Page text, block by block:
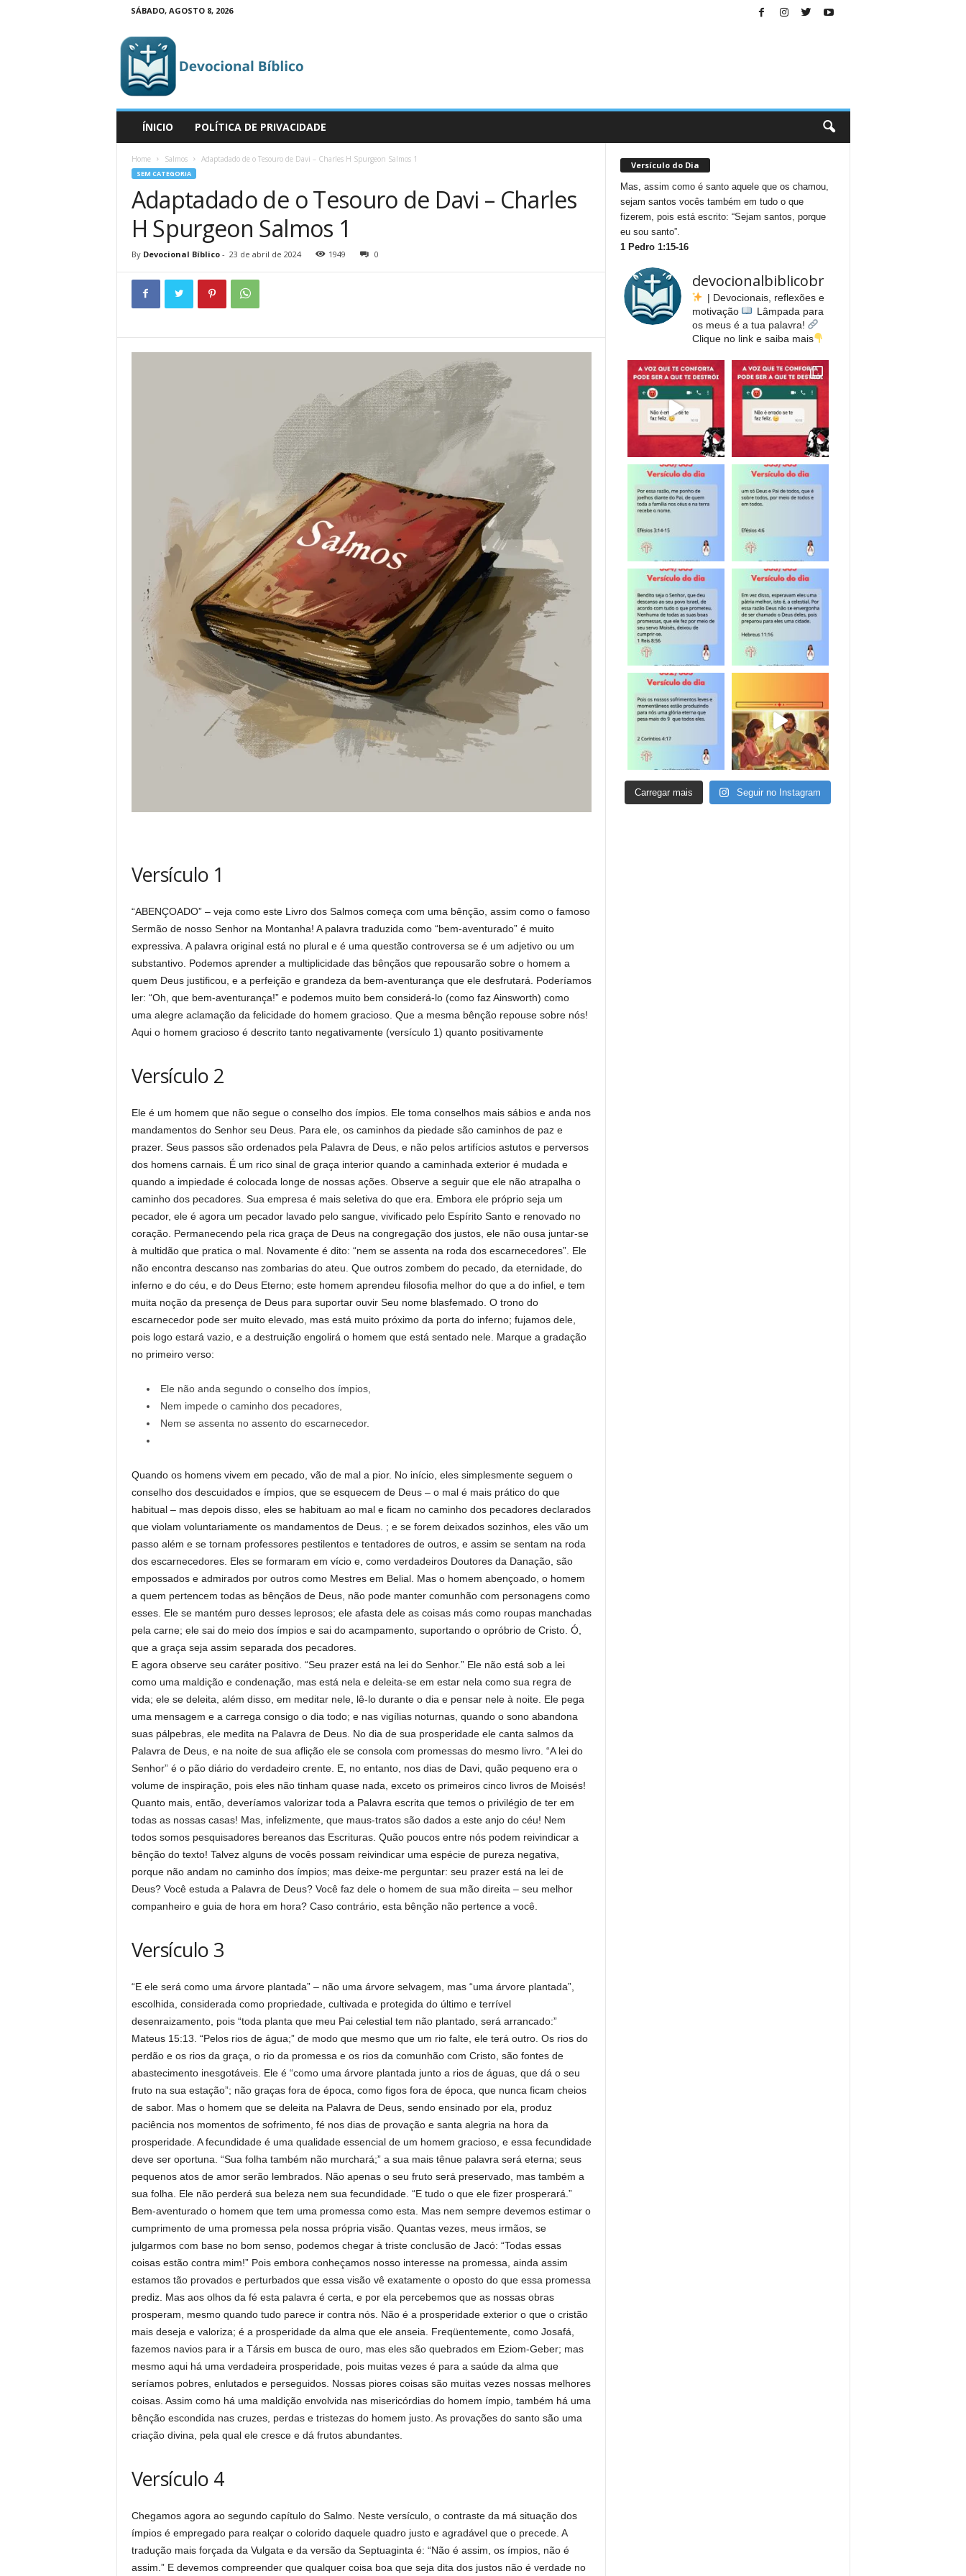
SÁBADO, AGOSTO 8, 2026
e
i
o
ÍNICIO POLÍTICA DE PRIVACIDADE
Home Salmos Adaptadado de o Tesouro de Davi – Charles H Spurgeon Salmos 1
SEM CATEGORIA
Adaptadado de o Tesouro de Davi – Charles
H Spurgeon Salmos 1
By Devocional Bíblico- 23 de abril de 2024 1949 0
Versículo 1
“ABENÇOADO” – veja como este Livro dos Salmos começa com uma bênção, assim como o famoso
Sermão de nosso Senhor na Montanha! A palavra traduzida como “bem-aventurado” é muito
expressiva. A palavra original está no plural e é uma questão controversa se é um adjetivo ou um
substantivo. Podemos aprender a multiplicidade das bênçãos que repousarão sobre o homem a
quem Deus justificou, e a perfeição e grandeza da bem-aventurança que ele desfrutará. Poderíamos
ler: “Oh, que bem-aventurança!” e podemos muito bem considerá-lo (como faz Ainsworth) como
uma alegre aclamação da felicidade do homem gracioso. Que a mesma bênção repouse sobre nós!
Aqui o homem gracioso é descrito tanto negativamente (versículo 1) quanto positivamente
Versículo 2
Ele é um homem que não segue o conselho dos ímpios. Ele toma conselhos mais sábios e anda nos
mandamentos do Senhor seu Deus. Para ele, os caminhos da piedade são caminhos de paz e
prazer. Seus passos são ordenados pela Palavra de Deus, e não pelos artifícios astutos e perversos
dos homens carnais. É um rico sinal de graça interior quando a caminhada exterior é mudada e
quando a impiedade é colocada longe de nossas ações. Observe a seguir que ele não atrapalha o
caminho dos pecadores. Sua empresa é mais seletiva do que era. Embora ele próprio seja um
pecador, ele é agora um pecador lavado pelo sangue, vivificado pelo Espírito Santo e renovado no
coração. Permanecendo pela rica graça de Deus na congregação dos justos, ele não ousa juntar-se
à multidão que pratica o mal. Novamente é dito: “nem se assenta na roda dos escarnecedores”. Ele
não encontra descanso nas zombarias do ateu. Que outros zombem do pecado, da eternidade, do
inferno e do céu, e do Deus Eterno; este homem aprendeu filosofia melhor do que a do infiel, e tem
muita noção da presença de Deus para suportar ouvir Seu nome blasfemado. O trono do
escarnecedor pode ser muito elevado, mas está muito próximo da porta do inferno; fujamos dele,
pois logo estará vazio, e a destruição engolirá o homem que está sentado nele. Marque a gradação
no primeiro verso:
Ele não anda segundo o conselho dos ímpios,
Nem impede o caminho dos pecadores,
Nem se assenta no assento do escarnecedor.
Quando os homens vivem em pecado, vão de mal a pior. No início, eles simplesmente seguem o
conselho dos descuidados e ímpios, que se esquecem de Deus – o mal é mais prático do que
habitual – mas depois disso, eles se habituam ao mal e ficam no caminho dos pecadores declarados
que violam voluntariamente os mandamentos de Deus. ; e se forem deixados sozinhos, eles vão um
passo além e se tornam professores pestilentos e tentadores de outros, e assim se sentam na roda
dos escarnecedores. Eles se formaram em vício e, como verdadeiros Doutores da Danação, são
empossados ​​e admirados por outros como Mestres em Belial. Mas o homem abençoado, o homem
a quem pertencem todas as bênçãos de Deus, não pode manter comunhão com personagens como
esses. Ele se mantém puro desses leprosos; ele afasta dele as coisas más como roupas manchadas
pela carne; ele sai do meio dos ímpios e sai do acampamento, suportando o opróbrio de Cristo. Ó,
que a graça seja assim separada dos pecadores.
E agora observe seu caráter positivo. “Seu prazer está na lei do Senhor.” Ele não está sob a lei
como uma maldição e condenação, mas está nela e deleita-se em estar nela como sua regra de
vida; ele se deleita, além disso, em meditar nele, lê-lo durante o dia e pensar nele à noite. Ele pega
uma mensagem e a carrega consigo o dia todo; e nas vigílias noturnas, quando o sono abandona
suas pálpebras, ele medita na Palavra de Deus. No dia de sua prosperidade ele canta salmos da
Palavra de Deus, e na noite de sua aflição ele se consola com promessas do mesmo livro. “A lei do
Senhor” é o pão diário do verdadeiro crente. E, no entanto, nos dias de Davi, quão pequeno era o
volume de inspiração, pois eles não tinham quase nada, exceto os primeiros cinco livros de Moisés!
Quanto mais, então, deveríamos valorizar toda a Palavra escrita que temos o privilégio de ter em
todas as nossas casas! Mas, infelizmente, que maus-tratos são dados a este anjo do céu! Nem
todos somos pesquisadores bereanos das Escrituras. Quão poucos entre nós podem reivindicar a
bênção do texto! Talvez alguns de vocês possam reivindicar uma espécie de pureza negativa,
porque não andam no caminho dos ímpios; mas deixe-me perguntar: seu prazer está na lei de
Deus? Você estuda a Palavra de Deus? Você faz dele o homem de sua mão direita – seu melhor
companheiro e guia de hora em hora? Caso contrário, esta bênção não pertence a você.
Versículo 3
“E ele será como uma árvore plantada” – não uma árvore selvagem, mas “uma árvore plantada”,
escolhida, considerada como propriedade, cultivada e protegida do último e terrível
desenraizamento, pois “toda planta que meu Pai celestial tem não plantado, será arrancado:”
Mateus 15:13. “Pelos rios de água;” de modo que mesmo que um rio falte, ele terá outro. Os rios do
perdão e os rios da graça, o rio da promessa e os rios da comunhão com Cristo, são fontes de
abastecimento inesgotáveis. Ele é “como uma árvore plantada junto a rios de águas, que dá o seu
fruto na sua estação”; não graças fora de época, como figos fora de época, que nunca ficam cheios
de sabor. Mas o homem que se deleita na Palavra de Deus, sendo ensinado por ela, produz
paciência nos momentos de sofrimento, fé nos dias de provação e santa alegria na hora da
prosperidade. A fecundidade é uma qualidade essencial de um homem gracioso, e essa fecundidade
deve ser oportuna. “Sua folha também não murchará;” a sua mais tênue palavra será eterna; seus
pequenos atos de amor serão lembrados. Não apenas o seu fruto será preservado, mas também a
sua folha. Ele não perderá sua beleza nem sua fecundidade. “E tudo o que ele fizer prosperará.”
Bem-aventurado o homem que tem uma promessa como esta. Mas nem sempre devemos estimar o
cumprimento de uma promessa pela nossa própria visão. Quantas vezes, meus irmãos, se
julgarmos com base no bom senso, podemos chegar à triste conclusão de Jacó: “Todas essas
coisas estão contra mim!” Pois embora conheçamos nosso interesse na promessa, ainda assim
estamos tão provados e perturbados que essa visão vê exatamente o oposto do que essa promessa
prediz. Mas aos olhos da fé esta palavra é certa, e por ela percebemos que as nossas obras
prosperam, mesmo quando tudo parece ir contra nós. Não é a prosperidade exterior o que o cristão
mais deseja e valoriza; é a prosperidade da alma que ele anseia. Freqüentemente, como Josafá,
fazemos navios para ir a Társis em busca de ouro, mas eles são quebrados em Eziom-Geber; mas
mesmo aqui há uma verdadeira prosperidade, pois muitas vezes é para a saúde da alma que
seríamos pobres, enlutados e perseguidos. Nossas piores coisas são muitas vezes nossas melhores
coisas. Assim como há uma maldição envolvida nas misericórdias do homem ímpio, também há uma
bênção escondida nas cruzes, perdas e tristezas do homem justo. As provações do santo são uma
criação divina, pela qual ele cresce e dá frutos abundantes.
Versículo 4
Chegamos agora ao segundo capítulo do Salmo. Neste versículo, o contraste da má situação dos
ímpios é empregado para realçar o colorido daquele quadro justo e agradável que o precede. A
tradução mais forçada da Vulgata e da versão da Septuaginta é: “Não é assim, os ímpios, não é
assim.” E devemos compreender que qualquer coisa boa que seja dita dos justos não é verdade no
Versículo do Dia
Mas, assim como é santo aquele que os chamou,
sejam santos vocês também em tudo o que
fizerem, pois está escrito: “Sejam santos, porque
eu sou santo”.
1 Pedro 1:15-16
devocionalbiblicobr
| Devocionais, reflexões e
motivação
Lâmpada para
os meus é a tua palavra!
Clique no link e saiba mais
Carregar mais Seguir no Instagram